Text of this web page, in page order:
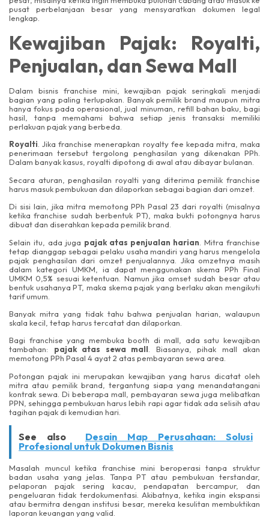
pusat perbelanjaan besar yang mensyaratkan dokumen legal
lengkap.
Kewajiban Pajak: Royalti,
Penjualan, dan Sewa Mall
Dalam bisnis franchise mini, kewajiban pajak seringkali menjadi
bagian yang paling terlupakan. Banyak pemilik brand maupun mitra
hanya fokus pada operasional, jual minuman, refill bahan baku, bagi
hasil, tanpa memahami bahwa setiap jenis transaksi memiliki
perlakuan pajak yang berbeda.
Royalti. Jika franchise menerapkan royalty fee kepada mitra, maka
penerimaan tersebut tergolong penghasilan yang dikenakan PPh.
Dalam banyak kasus, royalti dipotong di awal atau dibayar bulanan.
Secara aturan, penghasilan royalti yang diterima pemilik franchise
harus masuk pembukuan dan dilaporkan sebagai bagian dari omzet.
Di sisi lain, jika mitra memotong PPh Pasal 23 dari royalti (misalnya
ketika franchise sudah berbentuk PT), maka bukti potongnya harus
dibuat dan diserahkan kepada pemilik brand.
Selain itu, ada juga pajak atas penjualan harian . Mitra franchise
tetap dianggap sebagai pelaku usaha mandiri yang harus mengelola
pajak penghasilan dari omzet penjualannya. Jika omzetnya masih
dalam kategori UMKM, ia dapat menggunakan skema PPh Final
UMKM 0,5% sesuai ketentuan. Namun jika omset sudah besar atau
bentuk usahanya PT, maka skema pajak yang berlaku akan mengikuti
tarif umum.
Banyak mitra yang tidak tahu bahwa penjualan harian, walaupun
skala kecil, tetap harus tercatat dan dilaporkan.
Bagi franchise yang membuka booth di mall, ada satu kewajiban
tambahan: pajak atas sewa mall. Biasanya, pihak mall akan
memotong PPh Pasal 4 ayat 2 atas pembayaran sewa area.
Potongan pajak ini merupakan kewajiban yang harus dicatat oleh
mitra atau pemilik brand, tergantung siapa yang menandatangani
kontrak sewa. Di beberapa mall, pembayaran sewa juga melibatkan
PPN, sehingga pembukuan harus lebih rapi agar tidak ada selisih atau
tagihan pajak di kemudian hari.
See also
Desain Map Perusahaan: Solusi
Profesional untuk Dokumen Bisnis
Masalah muncul ketika franchise mini beroperasi tanpa struktur
badan usaha yang jelas. Tanpa PT atau pembukuan terstandar,
pelaporan pajak sering kacau, pendapatan bercampur, dan
pengeluaran tidak terdokumentasi. Akibatnya, ketika ingin ekspansi
atau bermitra dengan institusi besar, mereka kesulitan membuktikan
laporan keuangan yang valid.